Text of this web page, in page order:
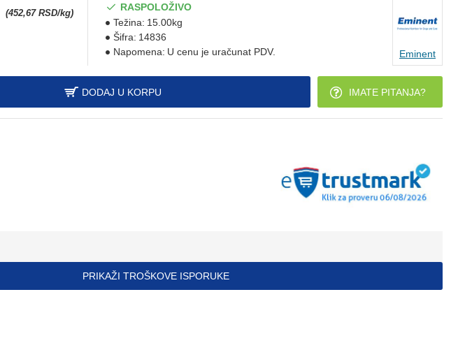
(452,67 RSD/kg)
RASPOLOŽIVO
Težina: 15.00kg
Šifra: 14836
Napomena: U cenu je uračunat PDV. Eminent
DODAJ U KORPU IMATE PITANJA?
PRIKAŽI TROŠKOVE ISPORUKE